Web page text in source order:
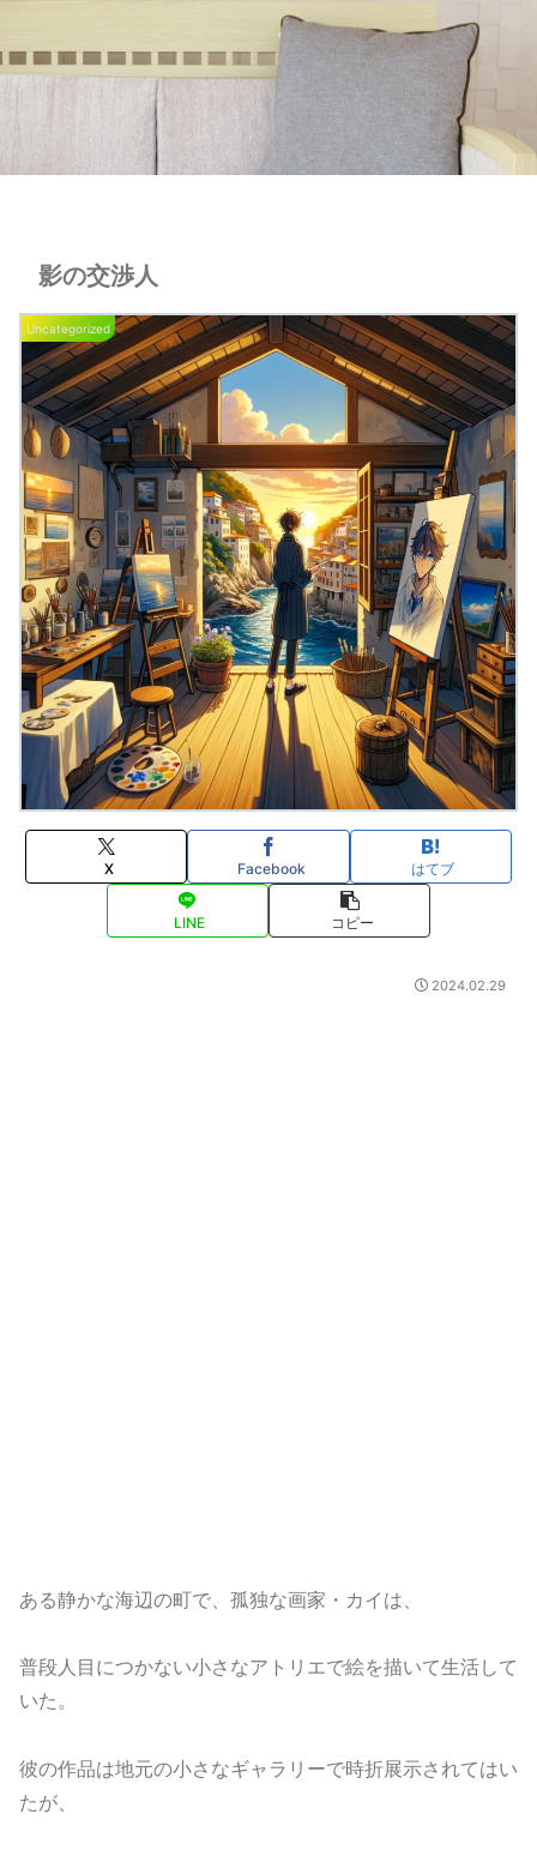
影の交渉人
Uncategorized
X Facebook はてブ
LINE コピー
2024.02.29
ある静かな海辺の町で、孤独な画家・カイは、
普段人目につかない小さなアトリエで絵を描いて生活して
いた。
彼の作品は地元の小さなギャラリーで時折展示されてはい
たが、